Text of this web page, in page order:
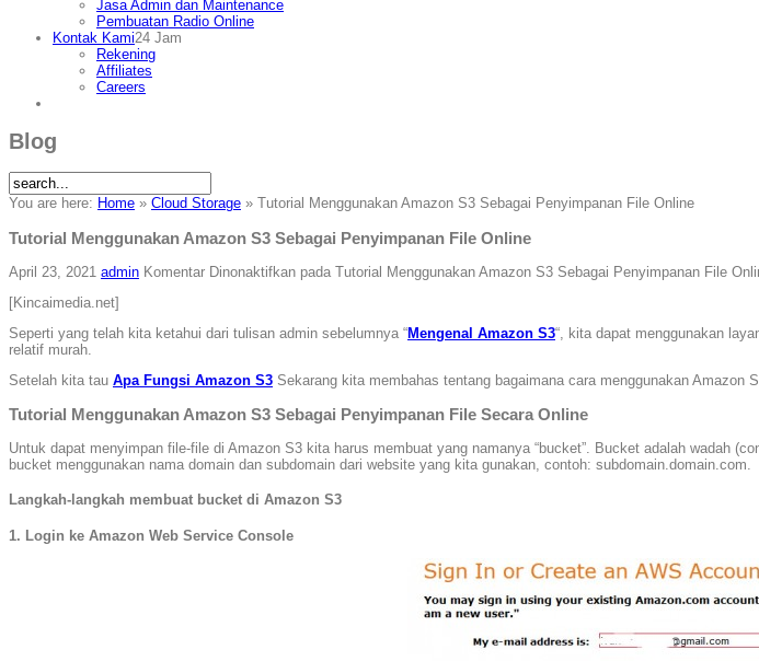
Jasa Admin dan Maintenance
Pembuatan Radio Online
Kontak Kami24 Jam
Rekening
Affiliates
Careers
Blog
You are here: Home » Cloud Storage » Tutorial Menggunakan Amazon S3 Sebagai Penyimpanan File Online
Tutorial Menggunakan Amazon S3 Sebagai Penyimpanan File Online
April 23, 2021 admin Komentar Dinonaktifkan pada Tutorial Menggunakan Amazon S3 Sebagai Penyimpanan File
[Kincaimedia.net]
Seperti yang telah kita ketahui dari tulisan admin sebelumnya “Mengenal Amazon S3“, kita dapat menggunakan
relatif murah.
Setelah kita tau Apa Fungsi Amazon S3 Sekarang kita membahas tentang bagaimana cara menggunakan Amazon
Tutorial Menggunakan Amazon S3 Sebagai Penyimpanan File Secara Online
Untuk dapat menyimpan file-file di Amazon S3 kita harus membuat yang namanya “bucket”. Bucket adalah wadah
bucket menggunakan nama domain dan subdomain dari website yang kita gunakan, contoh: subdomain.domain.com.
Langkah-langkah membuat bucket di Amazon S3
1. Login ke Amazon Web Service Console